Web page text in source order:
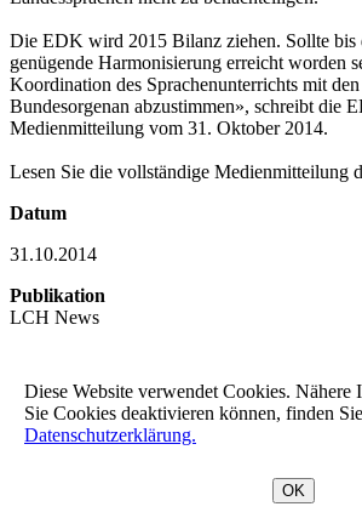
Die EDK wird 2015 Bilanz ziehen. Sollte bis
genügende Harmonisierung erreicht worden
Koordination des Sprachenunterrichts mit
Bundesorgenan abzustimmen», schreibt die
Medienmitteilung vom 31. Oktober 2014.
Lesen Sie die vollständige Medienmitteilung
Datum
31.10.2014
Publikation
LCH News
nach oben
Diese Website verwendet Cookies. Nähere
Sie Cookies deaktivieren können, finden
Datenschutzerklärung.
OK